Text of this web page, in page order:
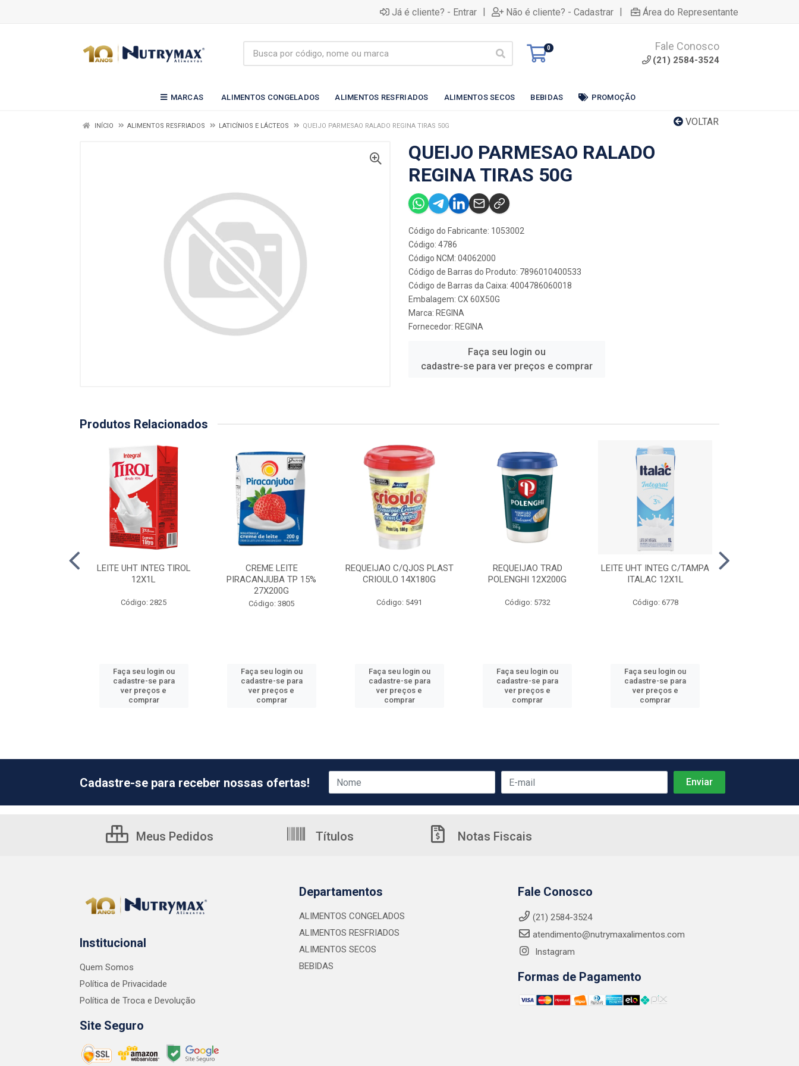
Já é cliente? - Entrar | Não é cliente? - Cadastrar | Área do Representante
0 Fale Conosco
(21) 2584-3524
MARCAS ALIMENTOS CONGELADOS ALIMENTOS RESFRIADOS ALIMENTOS SECOS BEBIDAS PROMOÇÃO
VOLTAR
INÍCIO ALIMENTOS RESFRIADOS LATICÍNIOS E LÁCTEOS QUEIJO PARMESAO RALADO REGINA TIRAS 50G
QUEIJO PARMESAO RALADO
REGINA TIRAS 50G
Código do Fabricante: 1053002
Código: 4786
Código NCM: 04062000
Código de Barras do Produto: 7896010400533
Código de Barras da Caixa: 4004786060018
Embalagem: CX 60X50G
Marca: REGINA
Fornecedor: REGINA
Faça seu login ou
cadastre-se para ver preços e comprar
Produtos Relacionados
LEITE UHT INTEG TIROL
12X1L
Código: 2825
Faça seu login ou
cadastre-se para
ver preços e
comprar
CREME LEITE
PIRACANJUBA TP 15%
27X200G
Código: 3805
Faça seu login ou
cadastre-se para
ver preços e
comprar
REQUEIJAO C/QJOS PLAST
CRIOULO 14X180G
Código: 5491
Faça seu login ou
cadastre-se para
ver preços e
comprar
REQUEIJAO TRAD
POLENGHI 12X200G
Código: 5732
Faça seu login ou
cadastre-se para
ver preços e
comprar
LEITE UHT INTEG C/TAMPA
ITALAC 12X1L
Código: 6778
Faça seu login ou
cadastre-se para
ver preços e
comprar
Cadastre-se para receber nossas ofertas!
Meus Pedidos Títulos Notas Fiscais
Institucional
Quem Somos
Política de Privacidade
Política de Troca e Devolução
Site Seguro
Departamentos
ALIMENTOS CONGELADOS
ALIMENTOS RESFRIADOS
ALIMENTOS SECOS
BEBIDAS
Fale Conosco
(21) 2584-3524
atendimento@nutrymaxalimentos.com
Instagram
Formas de Pagamento